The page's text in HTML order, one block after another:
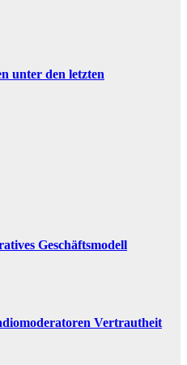
unter den letzten
Geschäftsmodell
Vertrautheit